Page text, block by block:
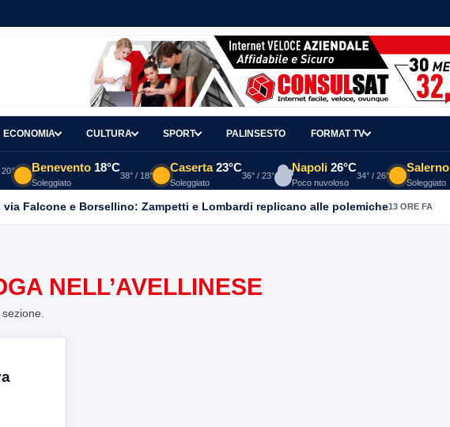
ECONOMIA CULTURA SPORT PALINSESTO FORMAT TV
Benevento 18°C
Soleggiato
38° / 18°
Caserta 23°C
Soleggiato
36° / 23°
Napoli 26°C
Poco nuvoloso
34° / 26°
Salerno
Soleggiato
Falcone e Borsellino: Zampetti e Lombardi replicano alle polemiche13 ORE FA
NELL’AVELLINESE